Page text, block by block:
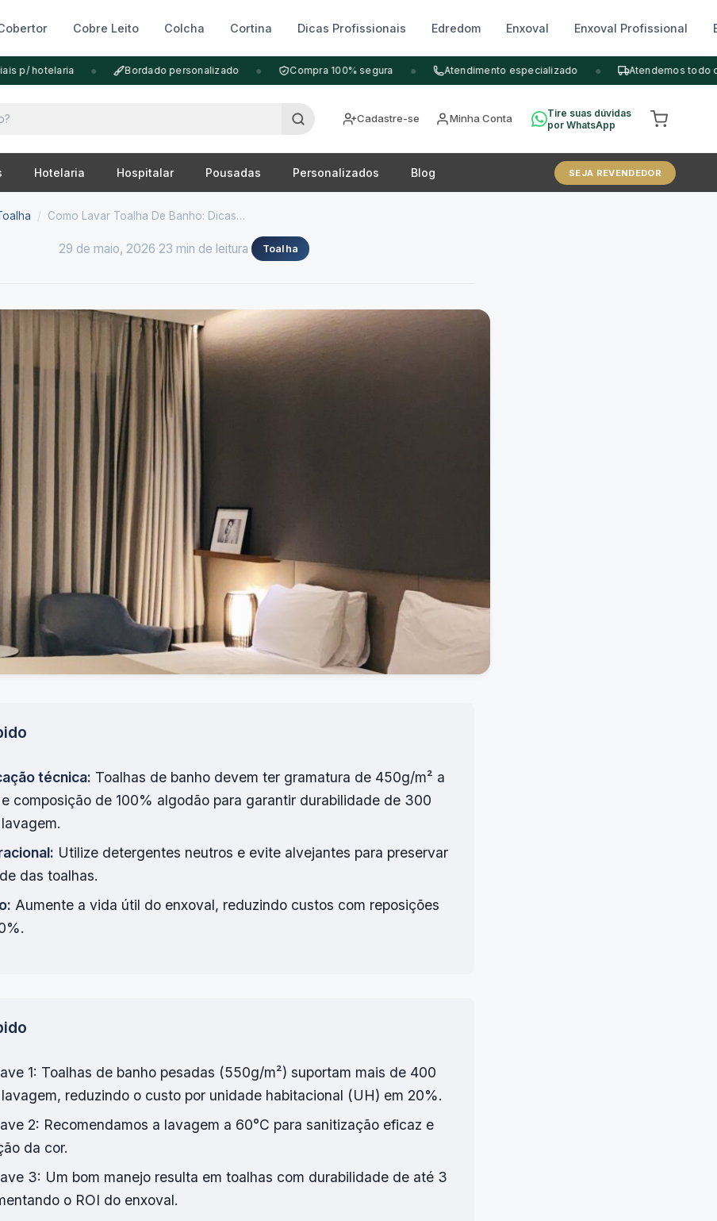
Cobre Leito Colcha Cortina Dicas Profissionais Edredom Enxoval Enxoval Profissional
p/ hotelaria Bordado personalizado Compra 100% segura Atendimento especializado Atendemos todo o
Cadastre-se Minha Conta
Tire suas dúvidas
por WhatsApp
Hotelaria Hospitalar Pousadas Personalizados Blog SEJA REVENDEDOR
/ Como Lavar Toalha De Banho: Dicas…
29 de maio, 2026·23 min de leitura· Toalha
técnica: Toalhas de banho devem ter gramatura de 450g/m² a
composição de 100% algodão para garantir durabilidade de 300
Utilize detergentes neutros e evite alvejantes para preservar
das toalhas.
Aumente a vida útil do enxoval, reduzindo custos com reposições
1: Toalhas de banho pesadas (550g/m²) suportam mais de 400
reduzindo o custo por unidade habitacional (UH) em 20%.
2: Recomendamos a lavagem a 60°C para sanitização eficaz e
da cor.
3: Um bom manejo resulta em toalhas com durabilidade de até 3
o ROI do enxoval.